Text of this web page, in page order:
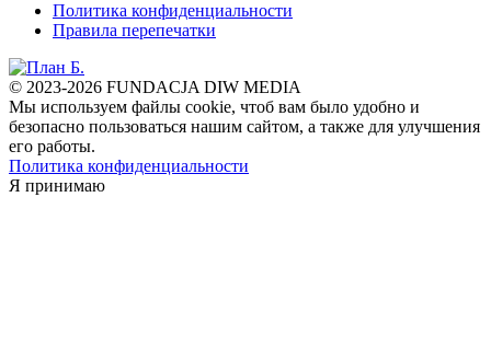
Политика конфиденциальности
Правила перепечатки
© 2023-2026 FUNDACJA DIW MEDIA
Мы используем файлы cookie, чтоб вам было удобно и
безопасно пользоваться нашим сайтом, а также для улучшения
его работы.
Политика конфиденциальности
Я принимаю